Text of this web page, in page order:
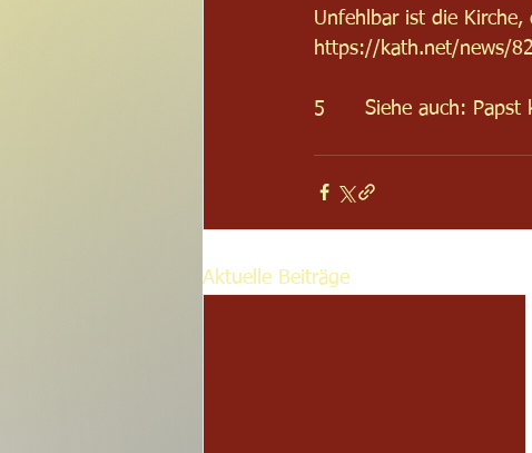
Unfehlbar ist die Kirche,
https://kath.net/news/
5      Siehe auch: Papst
Aktuelle Beiträge